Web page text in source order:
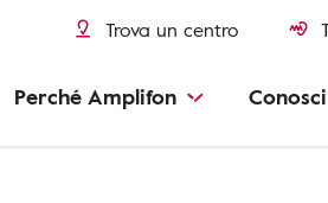
Trova un centro
Perché Amplifon